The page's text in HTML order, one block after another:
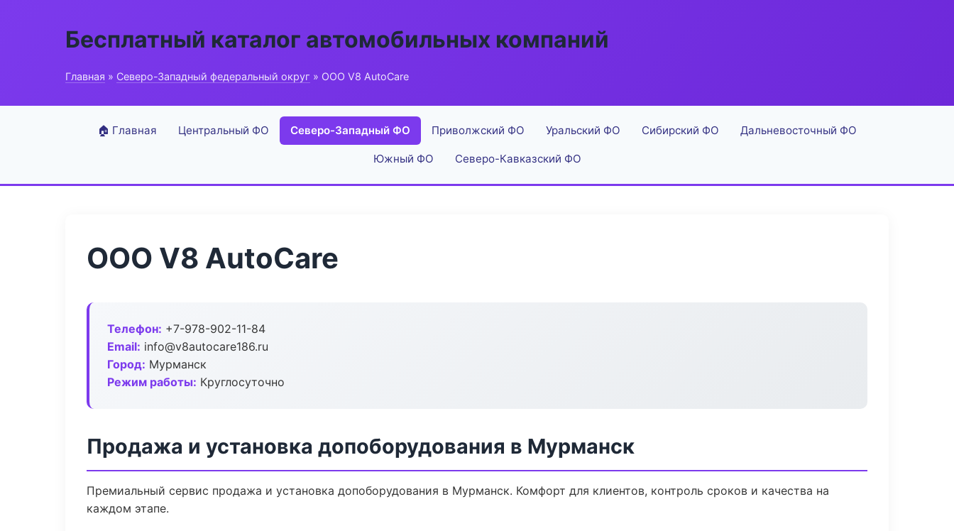
Бесплатный каталог автомобильных компаний
Главная » Северо-Западный федеральный округ » ООО V8 AutoCare
🏠 Главная Центральный ФО Северо-Западный ФО Приволжский ФО Уральский ФО Сибирский ФО Дальневосточный ФО
Южный ФО Северо-Кавказский ФО
ООО V8 AutoCare
Телефон: +7-978-902-11-84
Email: info@v8autocare186.ru
Город: Мурманск
Режим работы: Круглосуточно
Продажа и установка допоборудования в Мурманск
Премиальный сервис продажа и установка допоборудования в Мурманск. Комфорт для клиентов, контроль сроков и качества на
каждом этапе.